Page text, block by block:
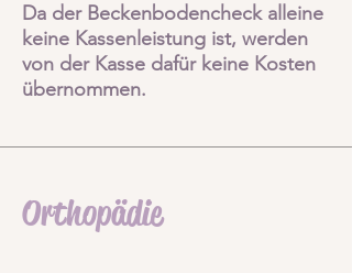
Da der Beckenbodencheck alleine
keine Kassenleistung ist, werden
von der Kasse dafür keine Kosten
übernommen.
Orthopädie